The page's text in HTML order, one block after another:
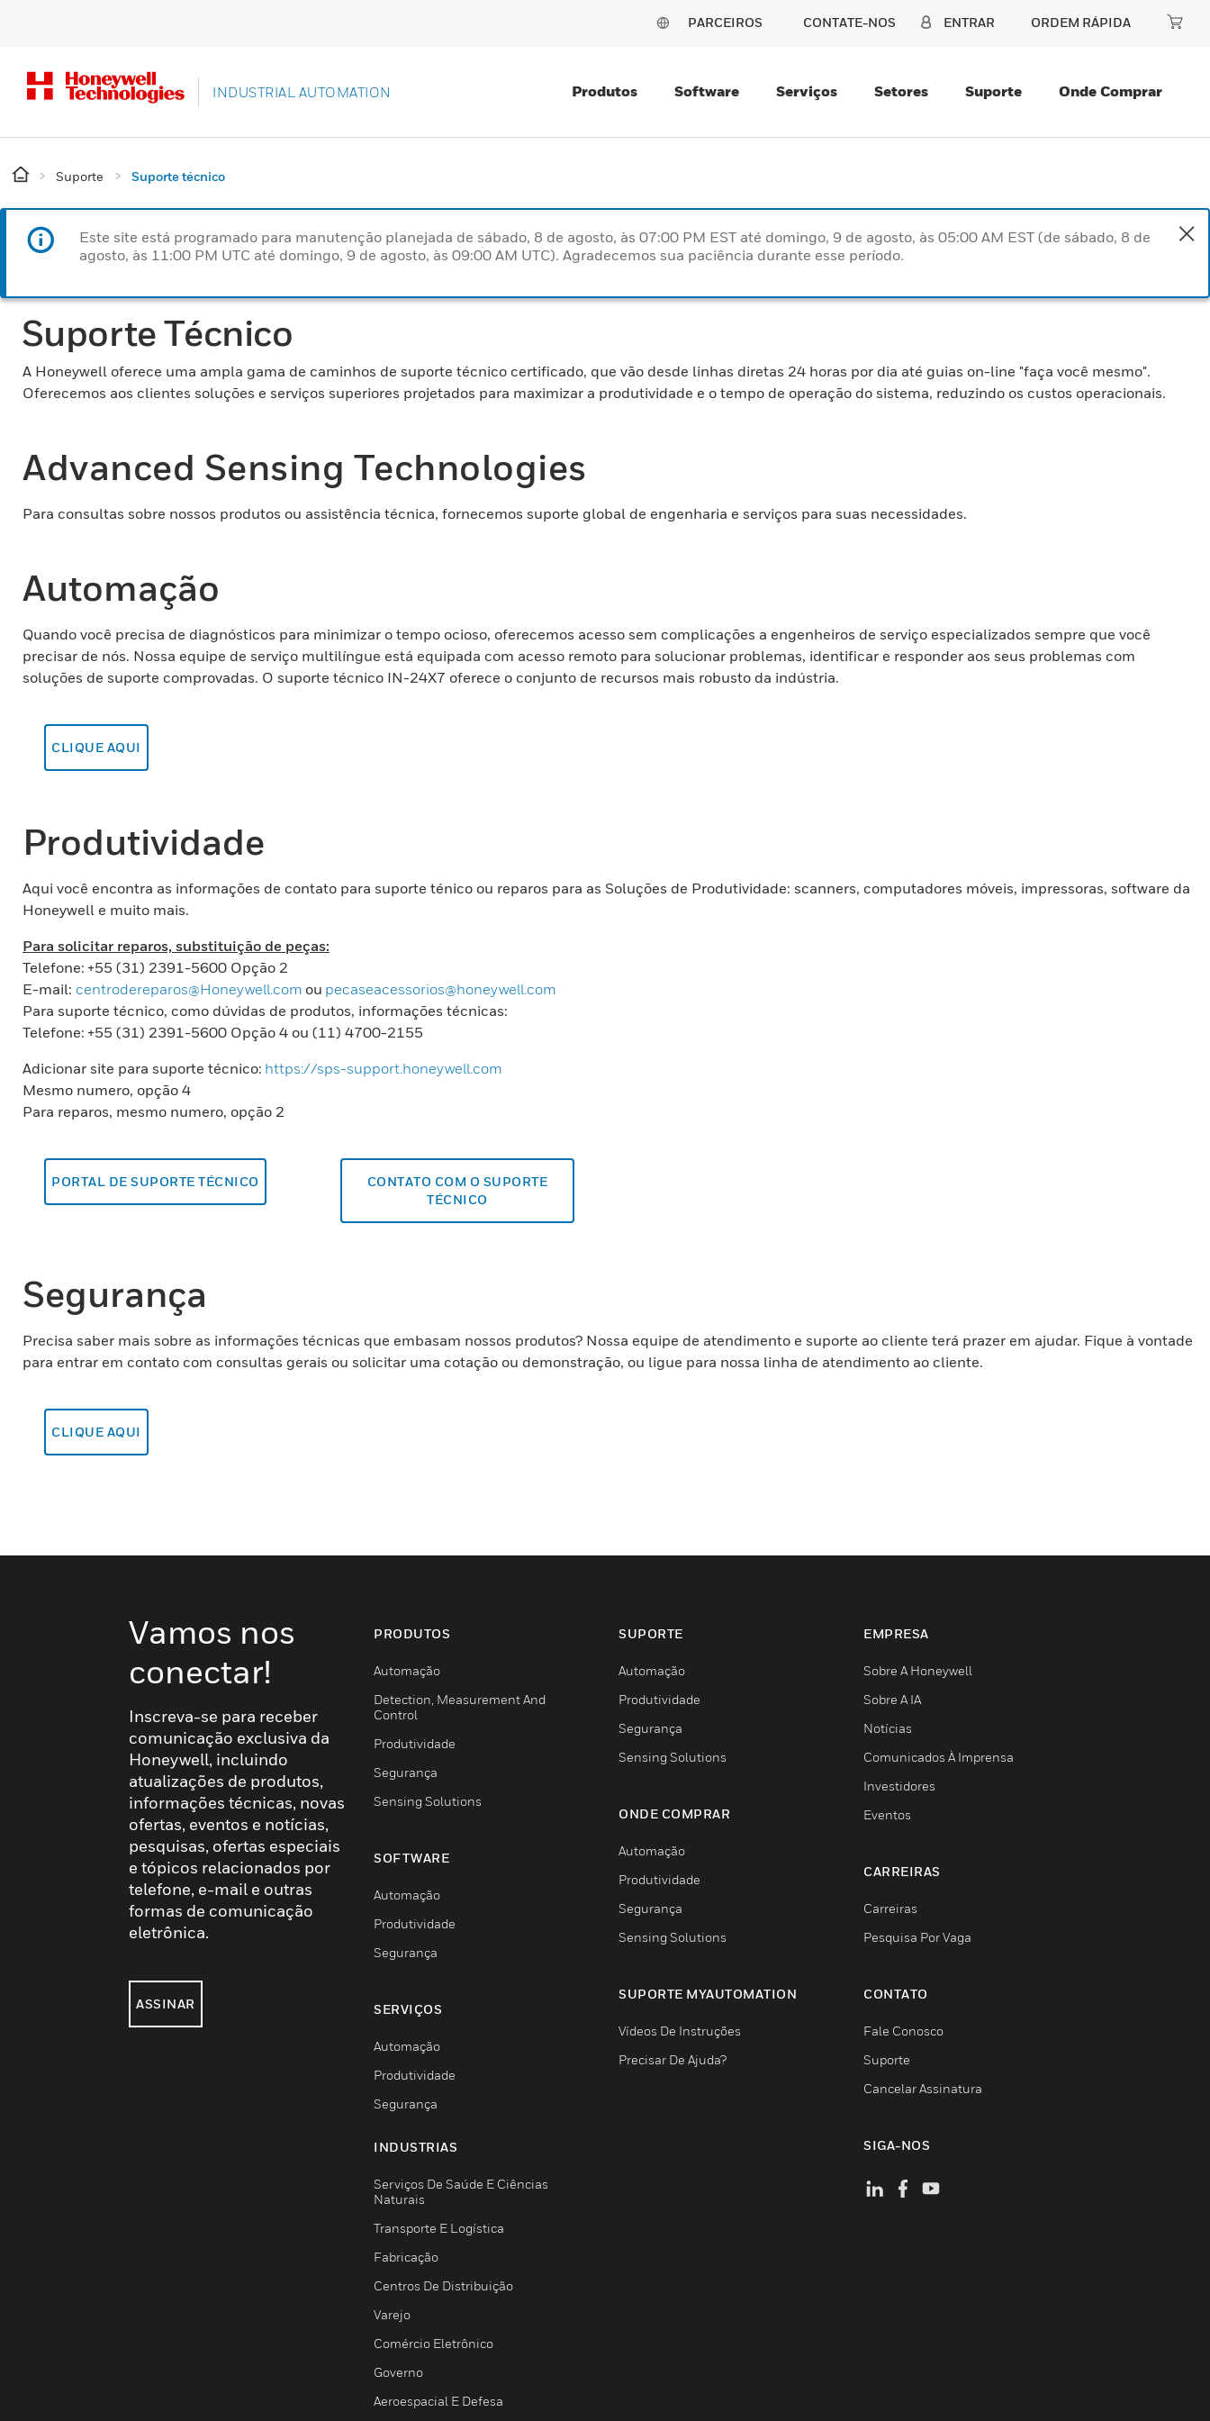
PARCEIROS CONTATE-NOS ENTRAR ORDEM RÁPIDA
INDUSTRIAL AUTOMATION Produtos Software Serviços Setores Suporte Onde Comprar
Suporte Suporte técnico
Este site está programado para manutenção planejada de sábado, 8 de agosto, às 07:00 PM EST até domingo, 9 de agosto, às 05:00 AM EST (de sábado, 8 de
agosto, às 11:00 PM UTC até domingo, 9 de agosto, às 09:00 AM UTC). Agradecemos sua paciência durante esse período.
Suporte Técnico
A Honeywell oferece uma ampla gama de caminhos de suporte técnico certificado, que vão desde linhas diretas 24 horas por dia até guias on-line "faça você mesmo".
Oferecemos aos clientes soluções e serviços superiores projetados para maximizar a produtividade e o tempo de operação do sistema, reduzindo os custos operacionais.
Advanced Sensing Technologies
Para consultas sobre nossos produtos ou assistência técnica, fornecemos suporte global de engenharia e serviços para suas necessidades.
Automação
Quando você precisa de diagnósticos para minimizar o tempo ocioso, oferecemos acesso sem complicações a engenheiros de serviço especializados sempre que você
precisar de nós. Nossa equipe de serviço multilíngue está equipada com acesso remoto para solucionar problemas, identificar e responder aos seus problemas com
soluções de suporte comprovadas. O suporte técnico IN-24X7 oferece o conjunto de recursos mais robusto da indústria.
CLIQUE AQUI
Produtividade
Aqui você encontra as informações de contato para suporte ténico ou reparos para as Soluções de Produtividade: scanners, computadores móveis, impressoras, software da
Honeywell e muito mais.
Para solicitar reparos, substituição de peças:
Telefone: +55 (31) 2391-5600 Opção 2
E-mail: centrodereparos@Honeywell.com ou pecaseacessorios@honeywell.com
Para suporte técnico, como dúvidas de produtos, informações técnicas:
Telefone: +55 (31) 2391-5600 Opção 4 ou (11) 4700-2155
Adicionar site para suporte técnico: https://sps-support.honeywell.com
Mesmo numero, opção 4
Para reparos, mesmo numero, opção 2
PORTAL DE SUPORTE TÉCNICO
CONTATO COM O SUPORTE
TÉCNICO
Segurança
Precisa saber mais sobre as informações técnicas que embasam nossos produtos? Nossa equipe de atendimento e suporte ao cliente terá prazer em ajudar. Fique à vontade
para entrar em contato com consultas gerais ou solicitar uma cotação ou demonstração, ou ligue para nossa linha de atendimento ao cliente.
CLIQUE AQUI
Vamos nos
conectar!
Inscreva-se para receber
comunicação exclusiva da
Honeywell, incluindo
atualizações de produtos,
informações técnicas, novas
ofertas, eventos e notícias,
pesquisas, ofertas especiais
e tópicos relacionados por
telefone, e-mail e outras
formas de comunicação
eletrônica.
ASSINAR
PRODUTOS
Automação
Detection, Measurement And
Control
Produtividade
Segurança
Sensing Solutions
SOFTWARE
Automação
Produtividade
Segurança
SERVIÇOS
Automação
Produtividade
Segurança
INDUSTRIAS
Serviços De Saúde E Ciências
Naturais
Transporte E Logística
Fabricação
Centros De Distribuição
Varejo
Comércio Eletrônico
Governo
Aeroespacial E Defesa
SUPORTE
Automação
Produtividade
Segurança
Sensing Solutions
ONDE COMPRAR
Automação
Produtividade
Segurança
Sensing Solutions
SUPORTE MYAUTOMATION
Vídeos De Instruções
Precisar De Ajuda?
EMPRESA
Sobre A Honeywell
Sobre A IA
Notícias
Comunicados À Imprensa
Investidores
Eventos
CARREIRAS
Carreiras
Pesquisa Por Vaga
CONTATO
Fale Conosco
Suporte
Cancelar Assinatura
SIGA-NOS